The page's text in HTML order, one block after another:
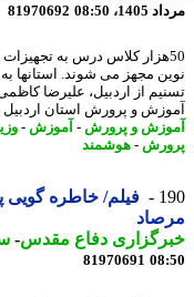
08:50
81970692
کلاس درس به تجهیزات
مجهز می شوند. استانها به
از اردبیل، علیرضا
و پرورش استان اردبیل
و پرورش-آموزش-وزیر
-هوشمند
فیلم/ خاطره گویی
دفاع مقدس-
81970691